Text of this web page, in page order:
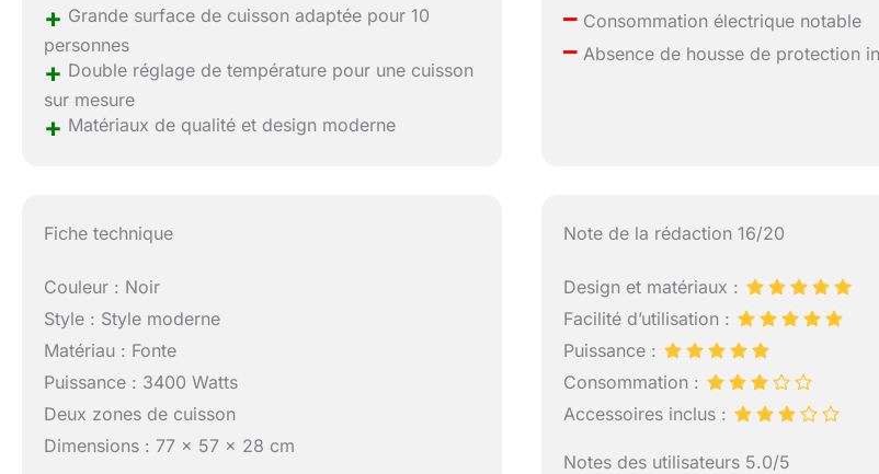
+ Grande surface de cuisson adaptée pour 10
personnes
+ Double réglage de température pour une cuisson
sur mesure
+ Matériaux de qualité et design moderne
– Consommation électrique notable
– Absence de housse de protection
Fiche technique
Couleur : Noir
Style : Style moderne
Matériau : Fonte
Puissance : 3400 Watts
Deux zones de cuisson
Dimensions : 77 x 57 x 28 cm
Note de la rédaction 16/20
Design et matériaux :
Facilité d’utilisation :
Puissance :
Consommation :
Accessoires inclus :
Notes des utilisateurs 5.0/5